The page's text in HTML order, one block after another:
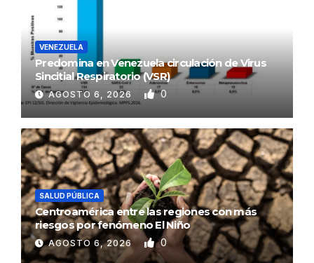
VENEZUELA
Predomina en Venezuela circulación de Virus
Sincitial Respiratorio (VSR)
AGOSTO 6, 2026 0
SALUD PÚBLICA
Centroamérica entre las regiones con más
riesgos por fenómeno El Niño
AGOSTO 6, 2026 0